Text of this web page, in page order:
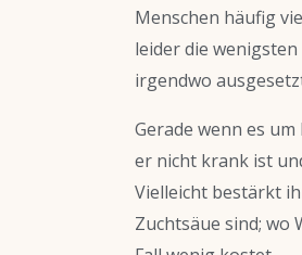
Menschen häufig
leider die
irgendwo
Gerade wenn es
er nicht krank ist
Vielleicht bestärkt
Zuchtsäue sind; wo